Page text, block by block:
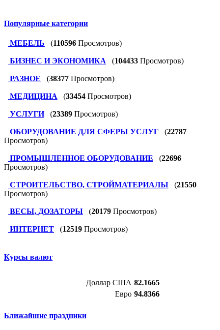
Популярные категории
МЕБЕЛЬ (110596 Просмотров)
БИЗНЕС И ЭКОНОМИКА (104433 Просмотров)
РАЗНОЕ (38377 Просмотров)
МЕДИЦИНА (33454 Просмотров)
УСЛУГИ (23389 Просмотров)
ОБОРУДОВАНИЕ ДЛЯ СФЕРЫ УСЛУГ (22787
Просмотров)
ПРОМЫШЛЕННОЕ ОБОРУДОВАНИЕ (22696
Просмотров)
СТРОИТЕЛЬСТВО, СТРОЙМАТЕРИАЛЫ (21550
Просмотров)
ВЕСЫ, ДОЗАТОРЫ (20179 Просмотров)
ИНТЕРНЕТ (12519 Просмотров)
Курсы валют
Доллар США 82.1665
Евро 94.8366
Ближайшие праздники